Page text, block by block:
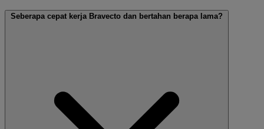
Seberapa cepat kerja Bravecto dan bertahan berapa lama?